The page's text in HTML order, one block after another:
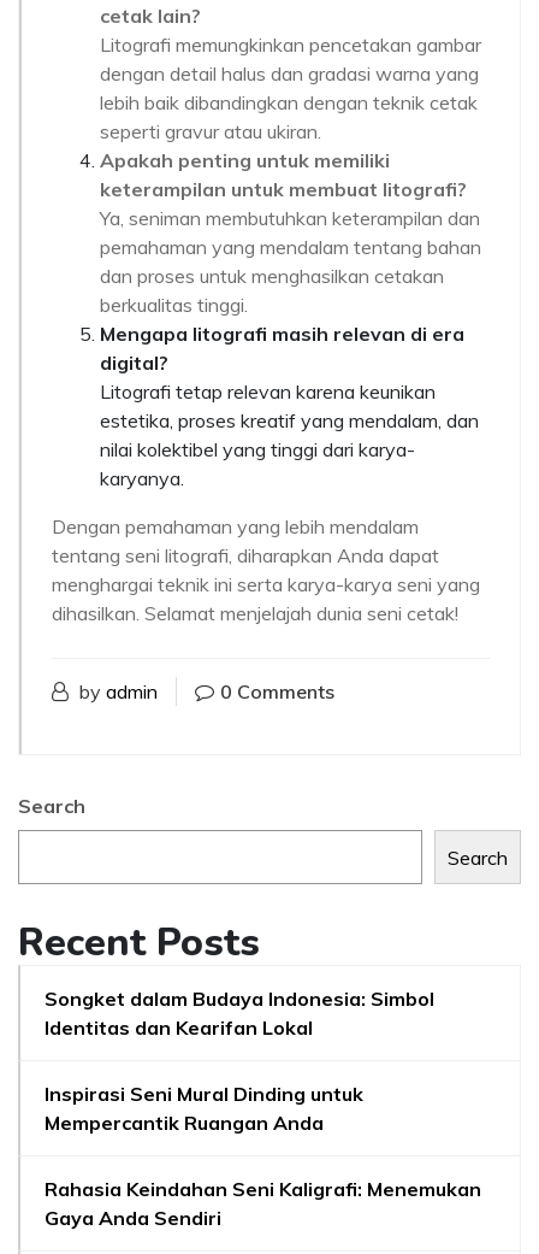
cetak lain?
Litografi memungkinkan pencetakan gambar
dengan detail halus dan gradasi warna yang
lebih baik dibandingkan dengan teknik cetak
seperti gravur atau ukiran.
Apakah penting untuk memiliki
keterampilan untuk membuat litografi?
Ya, seniman membutuhkan keterampilan dan
pemahaman yang mendalam tentang bahan
dan proses untuk menghasilkan cetakan
berkualitas tinggi.
Mengapa litografi masih relevan di era
digital?
Litografi tetap relevan karena keunikan
estetika, proses kreatif yang mendalam, dan
nilai kolektibel yang tinggi dari karya-
karyanya.
Dengan pemahaman yang lebih mendalam
tentang seni litografi, diharapkan Anda dapat
menghargai teknik ini serta karya-karya seni yang
dihasilkan. Selamat menjelajah dunia seni cetak!
by admin 0 Comments
Search
Search
Recent Posts
Songket dalam Budaya Indonesia: Simbol
Identitas dan Kearifan Lokal
Inspirasi Seni Mural Dinding untuk
Mempercantik Ruangan Anda
Rahasia Keindahan Seni Kaligrafi: Menemukan
Gaya Anda Sendiri